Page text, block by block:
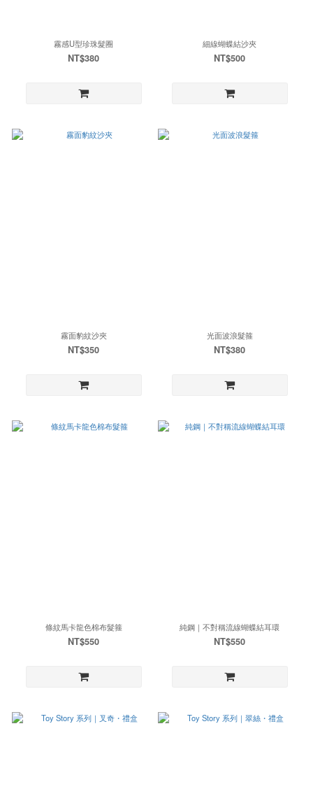
霧感U型珍珠髮圈
NT$380
細線蝴蝶結沙夾
NT$500
霧面豹紋沙夾
NT$350
光面波浪髮箍
NT$380
條紋馬卡龍色棉布髮箍
NT$550
純鋼｜不對稱流線蝴蝶結耳環
NT$550